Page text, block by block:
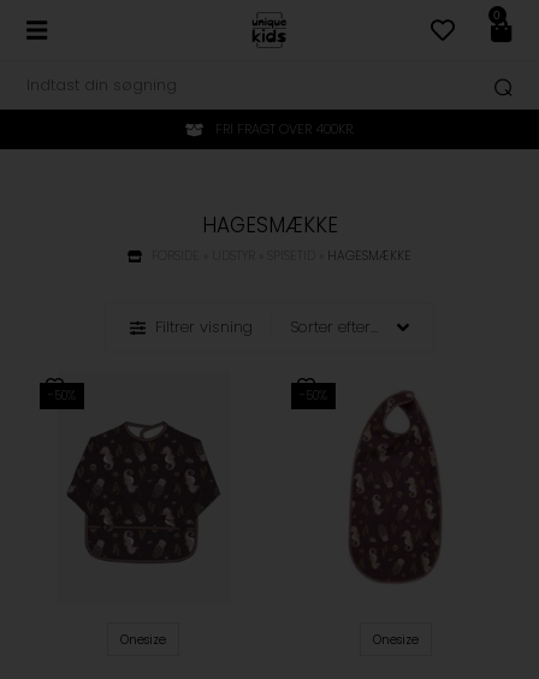
0
FRI FRAGT OVER 400KR.
HAGESMÆKKE
HAGESMÆKKE
Filtrer visning
-50%
Onesize
-50%
Onesize